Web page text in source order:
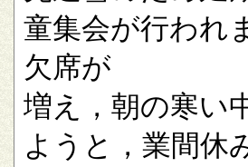
童集会が行われ
欠席が
増え，朝の寒い
ようと，業間休